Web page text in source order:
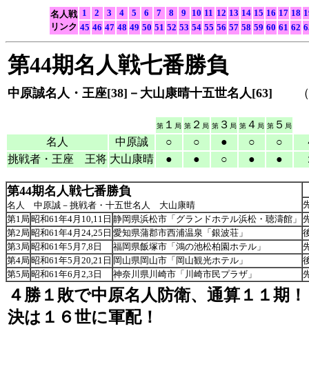
名人戦
リンク
1 2 3 4 5 6 7 8 9 10 11 12 13 14 15 16 17 18
45 46 47 48 49 50 51 52 53 54 55 56 57 58 59 60 61 62
第44期名人戦七番勝負
中原誠名人・王座[38]－大山康晴十五世名人[63] （
第 １ 局 第 ２ 局 第 ３ 局 第 ４ 局 第 ５ 局
名人 中原誠 ○ ○ ● ○ ○
挑戦者・王座 王将 大山康晴 ● ● ○ ● ●
第44期名人戦七番勝負
名人 中原誠－挑戦者・十五世名人 大山康晴
第1局 昭和61年4月10,11日 静岡県浜松市「グランドホテル浜松・聴濤館」
第2局 昭和61年4月24,25日 愛知県蒲郡市西浦温泉「銀波荘」
第3局 昭和61年5月7,8日 福岡県飯塚市「鴻の池松柏園ホテル」
第4局 昭和61年5月20,21日 岡山県岡山市「岡山観光ホテル」
第5局 昭和61年6月2,3日 神奈川県川崎市「川崎市民プラザ」
４勝１敗で中原名人防衛、通算１１期
決は１６世に軍配！